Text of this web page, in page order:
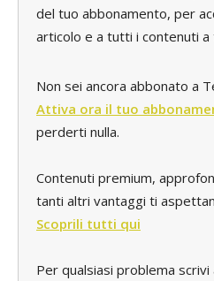
del tuo abbonamento, per
articolo e a tutti i contenuti
Non sei ancora abbonato a
Attiva ora il tuo
perderti nulla.
Contenuti premium,
tanti altri vantaggi ti
Scoprili tutti qui
Per qualsiasi problema scrivi